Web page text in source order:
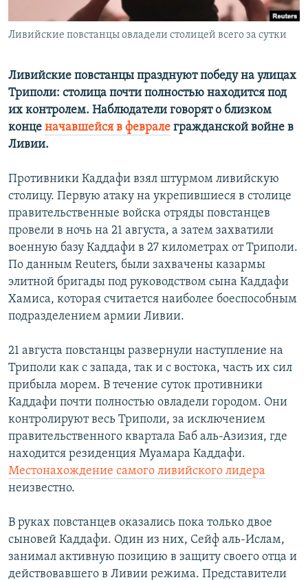
Հայերեն
Русский
Все сайты Радио Азатутюн
Ливийские повстанцы овладели столицей всего за сутки
Ливийские повстанцы празднуют победу на улицах
Триполи: столица почти полностью находится под
их контролем. Наблюдатели говорят о близком
конце начавшейся в феврале гражданской войне в
Ливии.
Противники Каддафи взял штурмом ливийскую
столицу. Первую атаку на укрепившиеся в столице
правительственные войска отряды повстанцев
провели в ночь на 21 августа, а затем захватили
военную базу Каддафи в 27 километрах от Триполи.
По данным Reuters, были захвачены казармы
элитной бригады под руководством сына Каддафи
Хамиса, которая считается наиболее боеспособным
подразделением армии Ливии.
21 августа повстанцы развернули наступление на
Триполи как с запада, так и с востока, часть их сил
прибыла морем. В течение суток противники
Каддафи почти полностью овладели городом. Они
контролируют весь Триполи, за исключением
правительственного квартала Баб аль-Азизия, где
находится резиденция Муамара Каддафи.
Местонахождение самого ливийского лидера
неизвестно.
В руках повстанцев оказались пока только двое
сыновей Каддафи. Один из них, Сейф аль-Ислам,
занимал активную позицию в защиту своего отца и
действовавшего в Ливии режима. Представители